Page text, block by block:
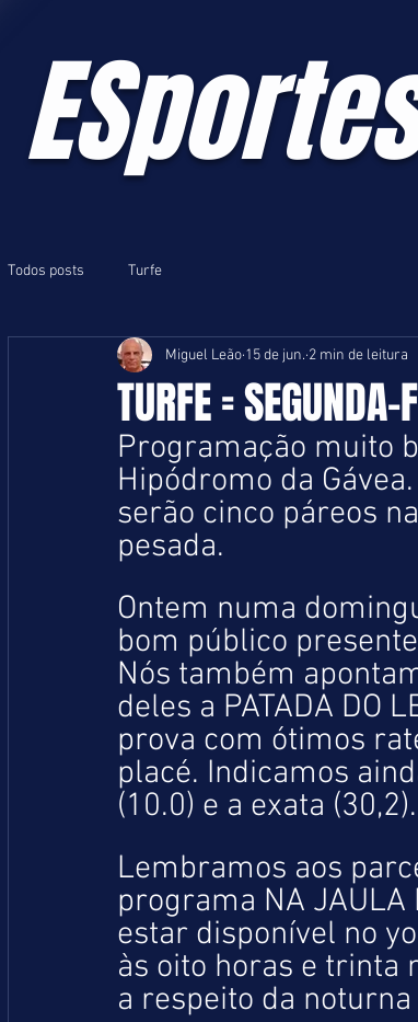
Todos posts Turfe
TURFE =
Miguel Leão 15 de jun. 2 min de leitura
Programação muito
Hipódromo da
serão cinco páreos
pesada.
Ontem numa
bom público
Nós também
deles a PATADA DO
prova com ótimos
placé. Indicamos
(10.0) e a exata (30,2).
Lembramos aos
programa NA JAULA
estar disponível no
às oito horas e trinta
a respeito da